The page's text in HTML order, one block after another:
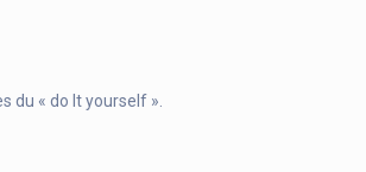
du « do It yourself ».